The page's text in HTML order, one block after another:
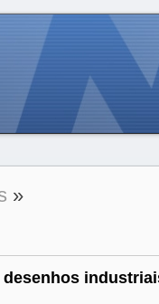
»
desenhos